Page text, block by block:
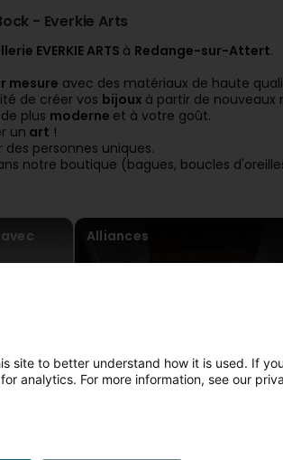
- Everkie Arts
EVERKIE ARTS à Redange-sur-Attert.
mesure avec des matériaux de haute
de créer vos bijoux à partir de nouveaux
plus moderne et à votre goût.
un art !
des personnes uniques.
notre boutique (bagues, boucles
Alliances
site to better understand how it is used. If you
analytics. For more information, see our